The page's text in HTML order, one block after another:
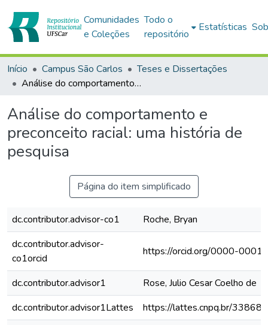
Comunidades
e Coleções
Todo o
repositório
Estatísticas
Início Campus São Carlos
Teses e Dissertações
Análise do comportamento e preconceito racial: uma história de pesquisa
Análise do comportamento e
preconceito racial: uma história de
pesquisa
Página do item simplificado
dc.contributor.advisor-co1
Roche, Bryan
dc.contributor.advisor-
co1orcid
https://orcid.org/0000-
dc.contributor.advisor1
Rose, Julio Cesar Coelho de
dc.contributor.advisor1Lattes
https://lattes.cnpq.br/